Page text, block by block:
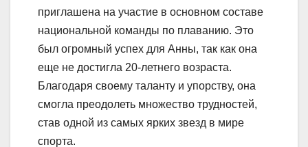
приглашена на участие в основном составе
национальной команды по плаванию. Это
был огромный успех для Анны, так как она
еще не достигла 20-летнего возраста.
Благодаря своему таланту и упорству, она
смогла преодолеть множество трудностей,
став одной из самых ярких звезд в мире
спорта.